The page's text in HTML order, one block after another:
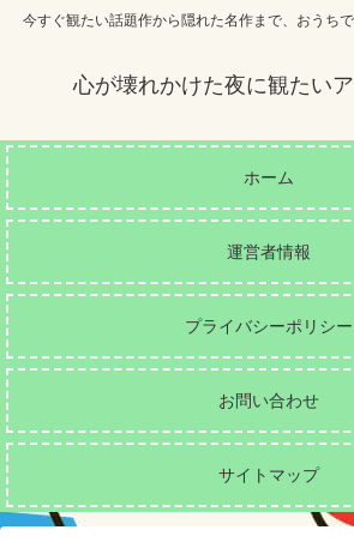
今すぐ観たい話題作から隠れた名作まで、おうち
心が壊れかけた夜に観たい
ホーム
運営者情報
プライバシーポリシー
お問い合わせ
サイトマップ